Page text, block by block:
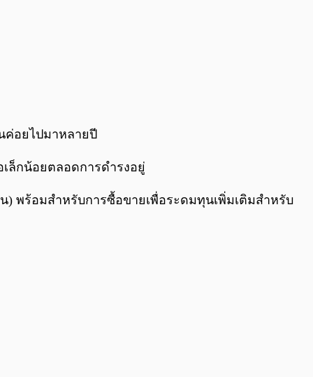
ค่อยไปมาหลายปี
ล็กน้อยตลอดการดำรงอยู่
) พร้อมสำหรับการซื้อขายเพื่อระดมทุนเพิ่มเติมสำหรับ